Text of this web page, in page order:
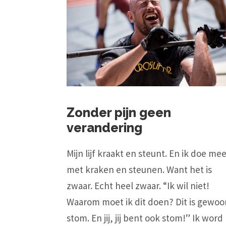
Zonder pijn geen
verandering
Mijn lijf kraakt en steunt. En ik doe mee
met kraken en steunen. Want het is
zwaar. Echt heel zwaar. “Ik wil niet!
Waarom moet ik dit doen? Dit is
stom. En jij, jij bent ook stom!” Ik word